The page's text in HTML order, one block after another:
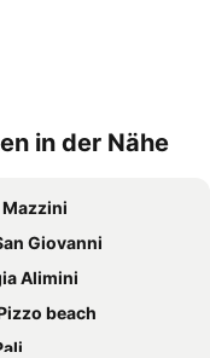
in der Nähe
Mazzini
Giovanni
Alimini
beach